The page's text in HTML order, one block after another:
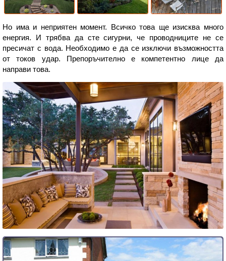
Но има и неприятен момент. Всичко това ще изисква много
енергия. И трябва да сте сигурни, че проводниците не се
пресичат с вода. Необходимо е да се изключи възможността
от токов удар. Препоръчително е компетентно лице да
направи това.